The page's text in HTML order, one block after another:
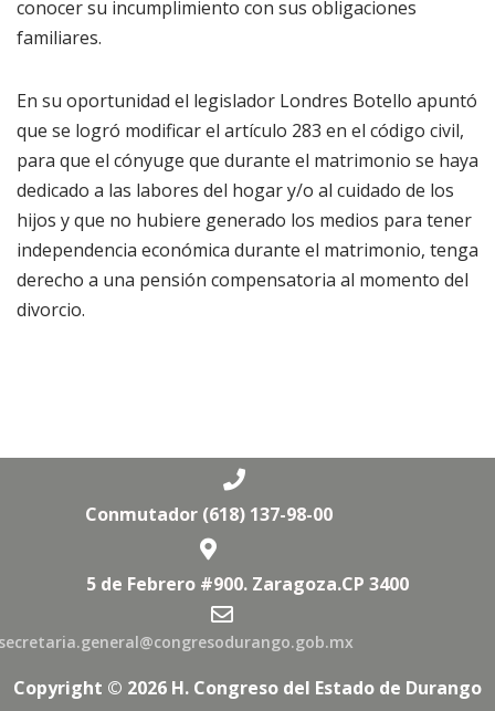
conocer su incumplimiento con sus obligaciones
familiares.
En su oportunidad el legislador Londres Botello apuntó
que se logró modificar el artículo 283 en el código civil,
para que el cónyuge que durante el matrimonio se haya
dedicado a las labores del hogar y/o al cuidado de los
hijos y que no hubiere generado los medios para tener
independencia económica durante el matrimonio, tenga
derecho a una pensión compensatoria al momento del
divorcio.
Conmutador (618) 137-98-00
5 de Febrero #900. Zaragoza.CP 3400
Copyright © 2026 H. Congreso del Estado de Durango